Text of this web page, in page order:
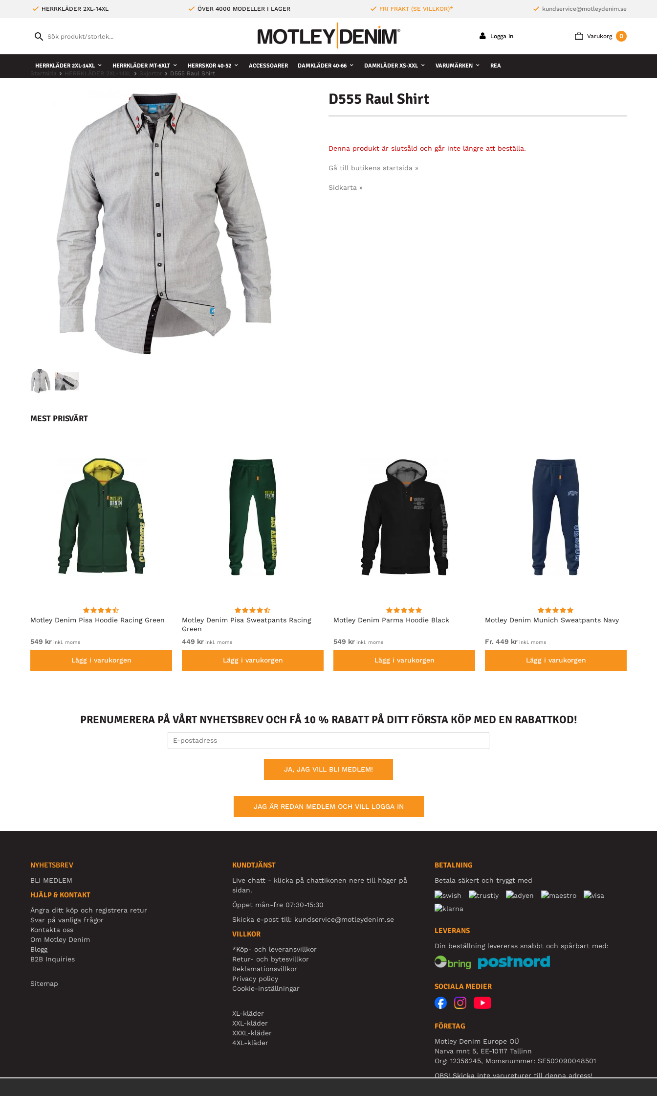
HERRKLÄDER 2XL-14XL ÖVER 4000 MODELLER I LAGER FRI FRAKT (SE VILLKOR)* kundservice@motleydenim.se
Varukorg 0
Logga in
HERRKLÄDER 2XL-14XL HERRKLÄDER MT-6XLT HERRSKOR 40-52 ACCESSOARER DAMKLÄDER 40-66 DAMKLÄDER XS-XXL VARUMÄRKEN REA
Startsida HERRKLÄDER 2XL-14XL Skjortor D555 Raul Shirt
D555 Raul Shirt
Denna produkt är slutsåld och går inte längre att beställa.
Gå till butikens startsida »
Sidkarta »
MEST PRISVÄRT
Motley Denim Pisa Hoodie Racing Green
549 kr inkl. moms
Lägg i varukorgen
Motley Denim Pisa Sweatpants Racing
Green
449 kr inkl. moms
Lägg i varukorgen
Motley Denim Parma Hoodie Black
549 kr inkl. moms
Lägg i varukorgen
Motley Denim Munich Sweatpants Navy
Fr. 449 kr inkl. moms
Lägg i varukorgen
PRENUMERERA PÅ VÅRT NYHETSBREV OCH FÅ 10 % RABATT PÅ DITT FÖRSTA KÖP MED EN RABATTKOD!
JA, JAG VILL BLI MEDLEM!
JAG ÄR REDAN MEDLEM OCH VILL LOGGA IN
NYHETSBREV
BLI MEDLEM
HJÄLP & KONTAKT
Ångra ditt köp och registrera retur
Svar på vanliga frågor
Kontakta oss
Om Motley Denim
Blogg
B2B Inquiries
Sitemap
KUNDTJÄNST
Live chatt - klicka på chattikonen nere till höger på
sidan.
Öppet mån-fre 07:30-15:30
Skicka e-post till: kundservice@motleydenim.se
VILLKOR
*Köp- och leveransvillkor
Retur- och bytesvillkor
Reklamationsvillkor
Privacy policy
Cookie-inställningar
XL-kläder
XXL-kläder
XXXL-kläder
4XL-kläder
BETALNING
Betala säkert och tryggt med
LEVERANS
Din beställning levereras snabbt och spårbart med:
SOCIALA MEDIER
FÖRETAG
Motley Denim Europe OÜ
Narva mnt 5, EE-10117 Tallinn
Org: 12356245, Momsnummer: SE502090048501
OBS! Skicka inte varureturer till denna adress!